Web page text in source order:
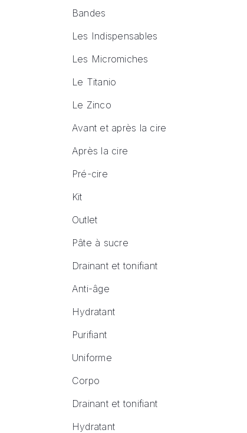
Bandes
Les Indispensables
Les Micromiches
Le Titanio
Le Zinco
Avant et après la cire
Après la cire
Pré-cire
Kit
Outlet
Pâte à sucre
Drainant et tonifiant
Anti-âge
Hydratant
Purifiant
Uniforme
Corpo
Drainant et tonifiant
Hydratant